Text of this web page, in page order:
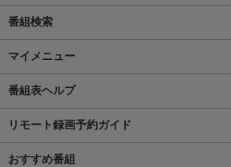
番組検索
マイメニュー
番組表ヘルプ
リモート録画予約ガイド
おすすめ番組